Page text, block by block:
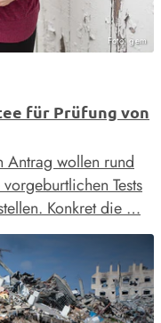
Foto: gem
für Prüfung von
Antrag wollen rund
Tests
Konkret die …